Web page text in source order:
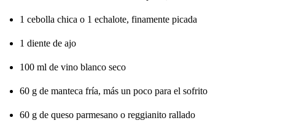
1 cebolla chica o 1 echalote, finamente picada
1 diente de ajo
100 ml de vino blanco seco
60 g de manteca fría, más un poco para el sofrito
60 g de queso parmesano o reggianito rallado